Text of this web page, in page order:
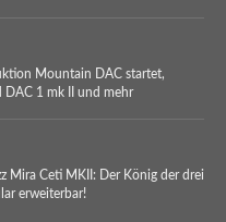
Mountain DAC startet,
DAC 1 mk II und mehr
Mira Ceti MKII: Der König der drei
erweiterbar!